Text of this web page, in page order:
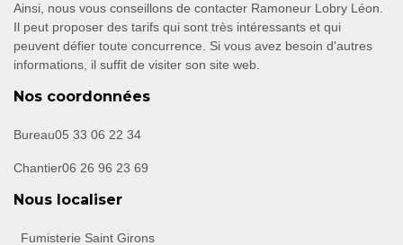
Ainsi, nous vous conseillons de contacter Ramoneur Lobry Léon.
Il peut proposer des tarifs qui sont très intéressants et qui
peuvent défier toute concurrence. Si vous avez besoin d'autres
informations, il suffit de visiter son site web.
Nos coordonnées
Bureau05 33 06 22 34
Chantier06 26 96 23 69
Nous localiser
Fumisterie Saint Girons